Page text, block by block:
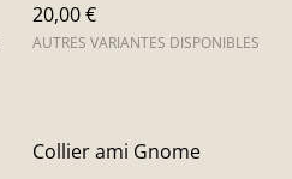
20,00 €
AUTRES VARIANTES DISPONIBLES
Collier ami Gnome